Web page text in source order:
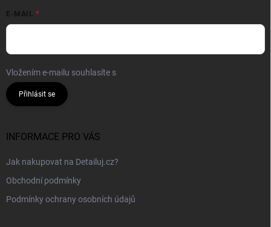
E-MAIL
Vložením e-mailu souhlasíte s
Přihlásit se
INFORMACE PRO VÁS
Jak nakupovat na Detailuj.cz?
Obchodní podmínky
Podmínky ochrany osobních údajů